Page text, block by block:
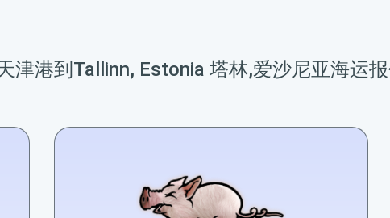
津港到Tallinn, Estonia 塔林,爱沙尼亚海运